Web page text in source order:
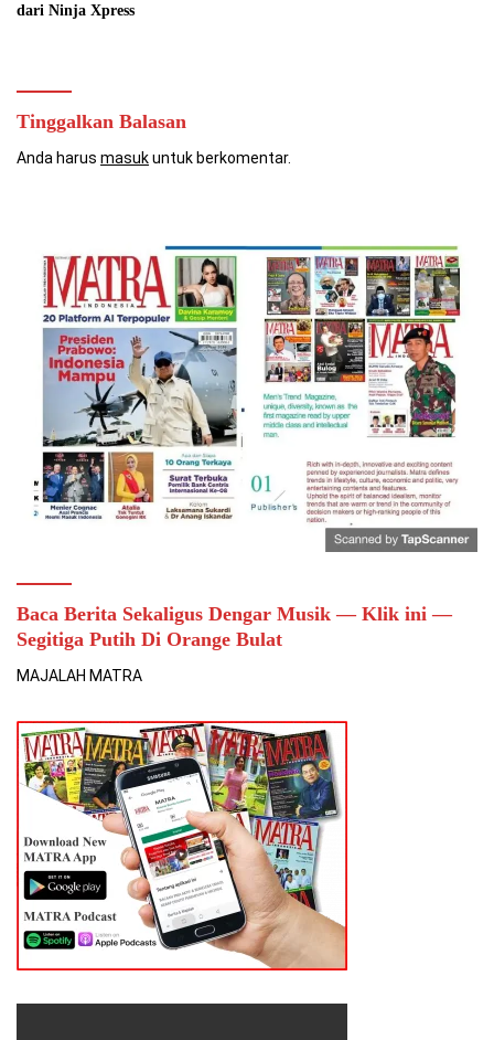
dari Ninja Xpress
Tinggalkan Balasan
Anda harus masukuntuk berkomentar.
Baca Berita Sekaligus Dengar Musik — Klik ini —
Segitiga Putih Di Orange Bulat
MAJALAH MATRA